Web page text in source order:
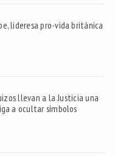
lideresa pro-vida británica
llevan a la Justicia una
a ocultar símbolos